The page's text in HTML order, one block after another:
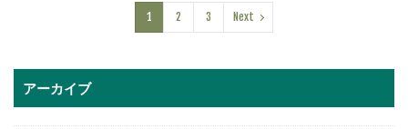
1 2 3 Next
アーカイブ